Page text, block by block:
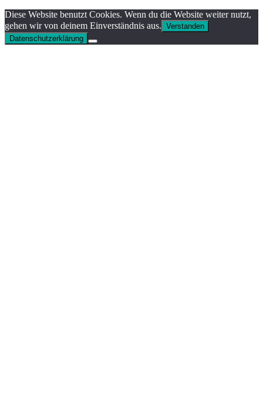
Diese Website benutzt Cookies. Wenn du die Website weiter nutzt,
gehen wir von deinem Einverständnis aus. Verstanden
Datenschutzerklärung